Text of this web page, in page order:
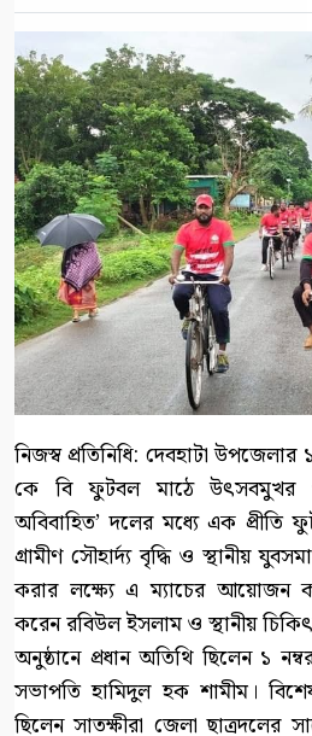
নিজস্ব প্রতিনিধি: দেবহাটা
কে বি ফুটবল মাঠে উৎসবমুখর
অবিবাহিত’ দলের মধ্যে এক প্রীতি
গ্রামীণ সৌহার্দ্য বৃদ্ধি ও স্থানীয়
করার লক্ষ্যে এ ম্যাচের আয়োজন
করেন রবিউল ইসলাম ও স্থানীয়
অনুষ্ঠানে প্রধান অতিথি ছিলেন ১
সভাপতি হামিদুল হক শামীম।
ছিলেন সাতক্ষীরা জেলা ছাত্রদলের